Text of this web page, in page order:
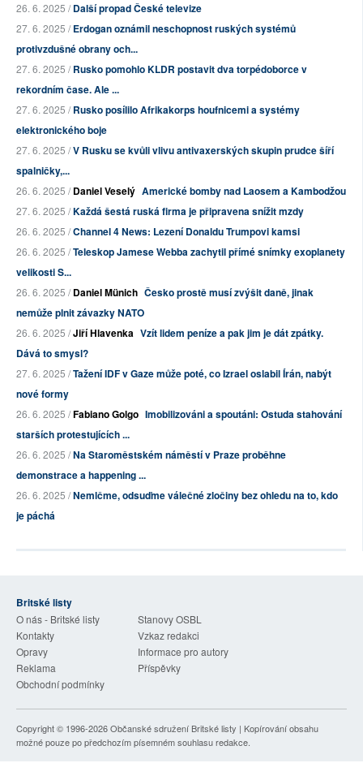
26. 6. 2025 /Další propad České televize
27. 6. 2025 /Erdogan oznámil neschopnost ruských systémů
protivzdušné obrany och...
27. 6. 2025 /Rusko pomohlo KLDR postavit dva torpédoborce v
rekordním čase. Ale ...
27. 6. 2025 /Rusko posílilo Afrikakorps houfnicemi a systémy
elektronického boje
27. 6. 2025 /V Rusku se kvůli vlivu antivaxerských skupin prudce šíří
spalničky,...
26. 6. 2025 /Daniel Veselý Americké bomby nad Laosem a Kambodžou
27. 6. 2025 /Každá šestá ruská firma je připravena snížit mzdy
26. 6. 2025 /Channel 4 News: Lezení Donaldu Trumpovi kamsi
26. 6. 2025 /Teleskop Jamese Webba zachytil přímé snímky exoplanety
velikosti S...
26. 6. 2025 /Daniel Münich Česko prostě musí zvýšit daně, jinak
nemůže plnit závazky NATO
26. 6. 2025 /Jiří Hlavenka Vzít lidem peníze a pak jim je dát zpátky.
Dává to smysl?
27. 6. 2025 /Tažení IDF v Gaze může poté, co Izrael oslabil Írán, nabýt
nové formy
26. 6. 2025 /Fabiano Golgo Imobilizováni a spoutáni: Ostuda stahování
starších protestujících ...
26. 6. 2025 /Na Staroměstském náměstí v Praze proběhne
demonstrace a happening ...
26. 6. 2025 /Nemlčme, odsuďme válečné zločiny bez ohledu na to, kdo
je páchá
Britské listy
O nás - Britské listy
Stanovy OSBL
Kontakty
Vzkaz redakci
Opravy
Informace pro autory
Reklama
Příspěvky
Obchodní podmínky
Copyright © 1996-2026Občanské sdružení Britské listy | Kopírování obsahu
možné pouze po předchozím písemném souhlasu redakce.